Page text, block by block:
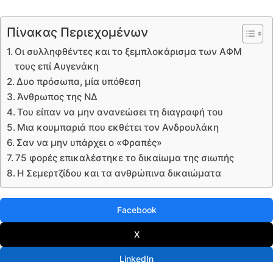
Πίνακας Περιεχομένων
Οι συλληφθέντες και το ξεμπλοκάρισμα των ΑΦΜ
τους επί Αυγενάκη
Δυο πρόσωπα, μία υπόθεση
Άνθρωπος της ΝΔ
Του είπαν να μην ανανεώσει τη διαγραφή του
Μια κουμπαριά που εκθέτει τον Ανδρουλάκη
Σαν να μην υπάρχει ο «Φραπές»
75 φορές επικαλέστηκε το δικαίωμα της σιωπής
Η Σεμερτζίδου και τα ανθρώπινα δικαιώματα
Facebook
X
LinkedIn